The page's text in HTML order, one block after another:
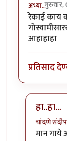
अभ्या..
रेकाई काय
आहाहाहा
प्रतिसाद
हा..हा...
चांदणे संदीप
In reply
मान